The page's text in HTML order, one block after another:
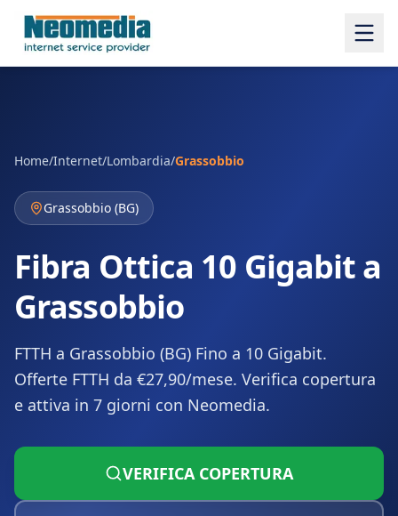
Home/Internet/Lombardia/Grassobbio
Grassobbio (BG)
Fibra Ottica 10 Gigabit a
Grassobbio
FTTH a Grassobbio (BG) Fino a 10 Gigabit.
Offerte FTTH da €27,90/mese. Verifica copertura
e attiva in 7 giorni con Neomedia.
VERIFICA COPERTURA